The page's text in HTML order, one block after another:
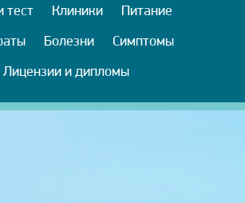
тест Клиники
Питание
Болезни
Симптомы
Лицензии и дипломы